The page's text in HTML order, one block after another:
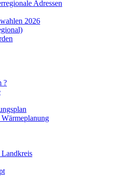
Adressen
2026
?